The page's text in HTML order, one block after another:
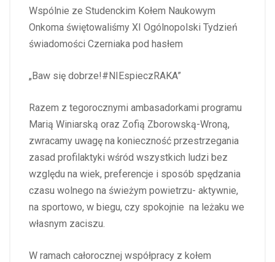
Wspólnie ze Studenckim Kołem Naukowym
Onkoma świętowaliśmy XI Ogólnopolski Tydzień
świadomości Czerniaka pod hasłem
„Baw się dobrze!#NIEspieczRAKA”
Razem z tegorocznymi ambasadorkami programu
Marią Winiarską oraz Zofią Zborowską-Wroną,
zwracamy uwagę na konieczność przestrzegania
zasad profilaktyki wśród wszystkich ludzi bez
względu na wiek, preferencje i sposób spędzania
czasu wolnego na świeżym powietrzu- aktywnie,
na sportowo, w biegu, czy spokojnie na leżaku we
własnym zaciszu.
W ramach całorocznej współpracy z kołem